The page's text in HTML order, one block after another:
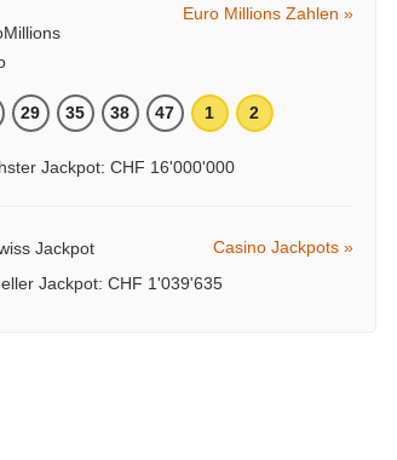
Euro Millions Zahlen »
29 35 38 47 1 2
Jackpot: CHF 16'000'000
Casino Jackpots »
Jackpot: CHF 1'039'635